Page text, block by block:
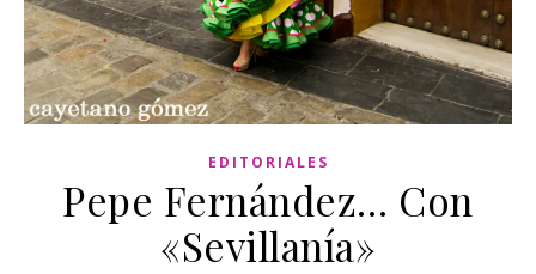
EDITORIALES
Pepe Fernández… Con
«Sevillanía»